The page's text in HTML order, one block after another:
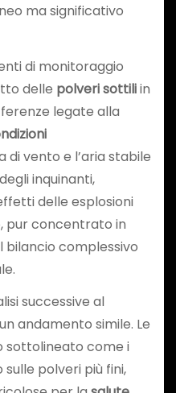
ma significativo
di monitoraggio
delle polveri sottiliin
legate alla
di vento e l’aria stabile
inquinanti,
delle esplosioni
pur concentrato in
bilancio complessivo
successive al
andamento simile. Le
sottolineato come i
polveri più fini,